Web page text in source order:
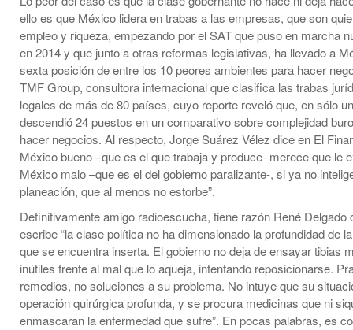
ello es que México lidera en trabas a las empresas, que son
empleo y riqueza, empezando por el SAT que puso en marcha
en 2014 y que junto a otras reformas legislativas, ha llevado a
sexta posición de entre los 10 peores ambientes para hacer
TMF Group, consultora internacional que clasifica las trabas
legales de más de 80 países, cuyo reporte reveló que, en sólo
descendió 24 puestos en un comparativo sobre complejidad
hacer negocios. Al respecto, Jorge Suárez Vélez dice en El
México bueno –que es el que trabaja y produce- merece que le
México malo –que es el del gobierno paralizante-, si ya no
planeación, que al menos no estorbe”.
Definitivamente amigo radioescucha, tiene razón René Delgado
escribe “la clase política no ha dimensionado la profundidad de
que se encuentra inserta. El gobierno no deja de ensayar tibias
inútiles frente al mal que lo aqueja, intentando reposicionarse.
remedios, no soluciones a su problema. No intuye que su
operación quirúrgica profunda, y se procura medicinas que ni
enmascaran la enfermedad que sufre”. En pocas palabras, es